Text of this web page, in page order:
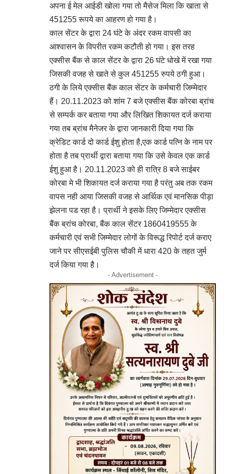
अपना ई मेल आईडी खोला गया तो मैसेज मिला कि खाता से
451255 रूपये का आहरण हो गया है।
काल सेंटर के द्वारा 24 घंटे के अंदर रकम वापसी का
आश्वासन के विपरीत रकम कटौती हो गया। इस तरह
एक्सीस बैंक से काल सेंटर के द्वारा 26 घंटे धोखे में रखा गया
जिसकी वजह से खाते से कुल 451255 रुपये ठगी हुआ।
ठगी के लिये एक्सीस बैंक काल सेंटर के कर्मचारी जिम्मेदार
हैं। 20.11.2023 को शांम 7 बजे एक्सीस बैंक कोरबा ब्रांच
से सम्पर्क कर बताया गया और लिखित शिकायत दर्ज कराया
गया तब ब्रांच मैनेजर के द्वारा जानकारी दिया गया कि
क्रेडिट कार्ड दो कार्ड ईशु होता है,एक कार्ड पत्नि के नाम पर
होता है तब प्रार्थी द्वारा बताया गया कि उसे केवल एक कार्ड
ईशु हुआ है। 20.11.2023 को ही रात्रि 8 बजे साईबर
कोरबा मे भी शिकायत दर्ज कराया गया है परंतु अब तक रकम
वापस नही आया जिसकी वजह से आर्थिक एवं मानसिक पीड़ा
झेलना पड रहा है। प्रार्थी ने इसके लिए जिम्मेदार एक्सीस
बैंक ब्रांच कोरबा, बैंक काल सेंटर 1860419555 के
कर्मचारी एवं सभी जिम्मेदार लोगों के विरूद्ध रिपोर्ट दर्ज कराए
जाने पर सीएसईबी पुलिस चौकी में धारा 420 के तहत जुर्म
दर्ज किया गया है।
- Advertisement -